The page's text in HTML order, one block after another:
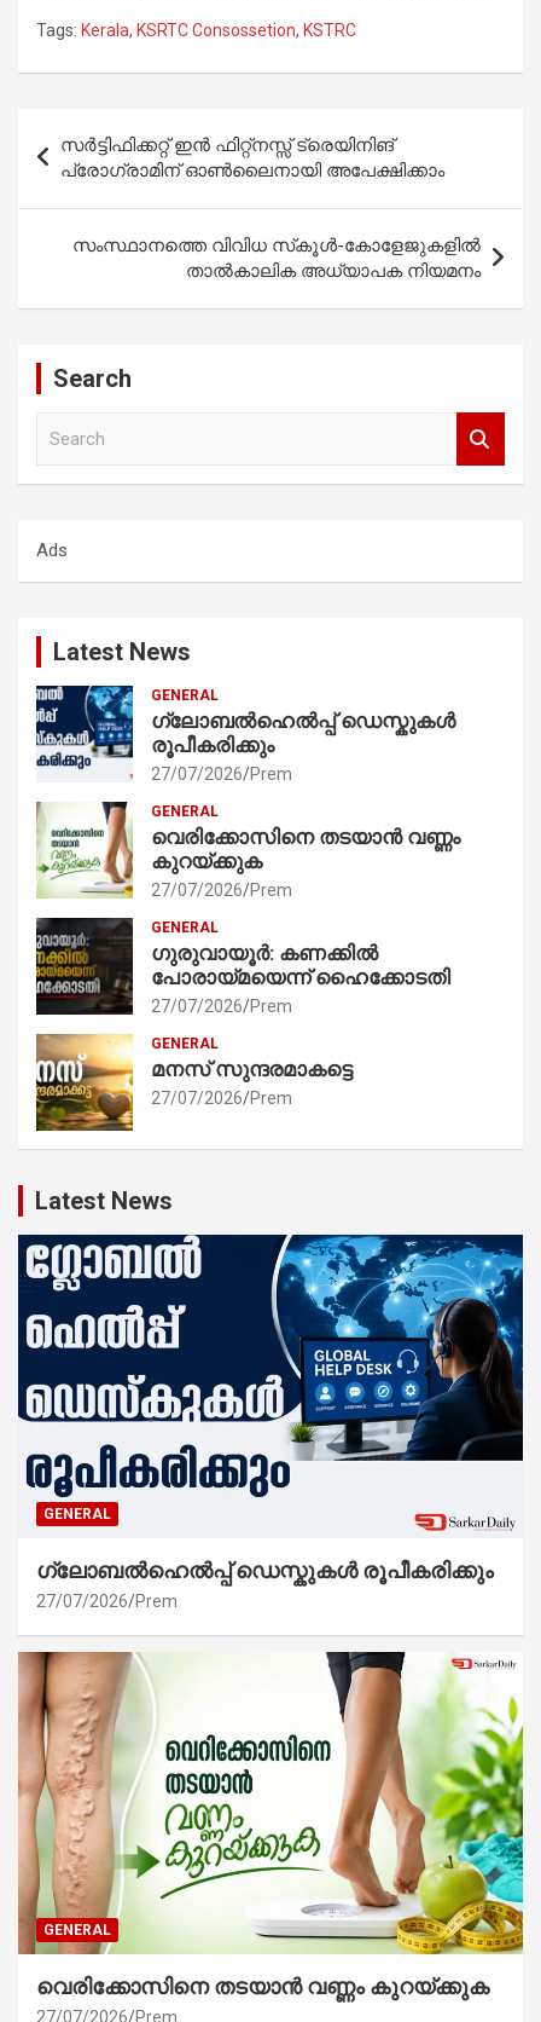
Tags: Kerala, KSRTC Consossetion, KSTRC
navigation
സര്‍ട്ടിഫിക്കറ്റ് ഇന്‍ ഫിറ്റ്നസ്സ് ട്രെയിനിങ്
പ്രോഗ്രാമിന് ഓണ്‍ലൈനായി അപേക്ഷിക്കാം
സംസ്ഥാനത്തെ വിവിധ സ്‌കൂൾ-കോളേജുകളിൽ
താൽകാലിക അധ്യാപക നിയമനം
Search
h
Ads
Latest News
GENERAL
ഗ്ലോബൽഹെൽപ്പ് ഡെസ്കുകൾ
രൂപീകരിക്കും
27/07/2026 Prem
GENERAL
വെരിക്കോസിനെ തടയാൻ വണ്ണം
കുറയ്ക്കുക
27/07/2026 Prem
GENERAL
ഗുരുവായൂർ: കണക്കിൽ
പോരായ്മയെന്ന് ഹൈക്കോടതി
27/07/2026 Prem
GENERAL
മനസ് സുന്ദരമാകട്ടെ
27/07/2026 Prem
Latest News
GENERAL
ഗ്ലോബൽഹെൽപ്പ് ഡെസ്കുകൾ രൂപീകരിക്കും
27/07/2026 Prem
GENERAL
വെരിക്കോസിനെ തടയാൻ വണ്ണം കുറയ്ക്കുക
27/07/2026 Prem